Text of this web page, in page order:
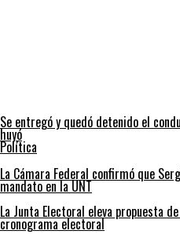
Se entregó y quedó detenido el
huyó
Política
La Cámara Federal confirmó que
mandato en la UNT
La Junta Electoral eleva propuesta
cronograma electoral